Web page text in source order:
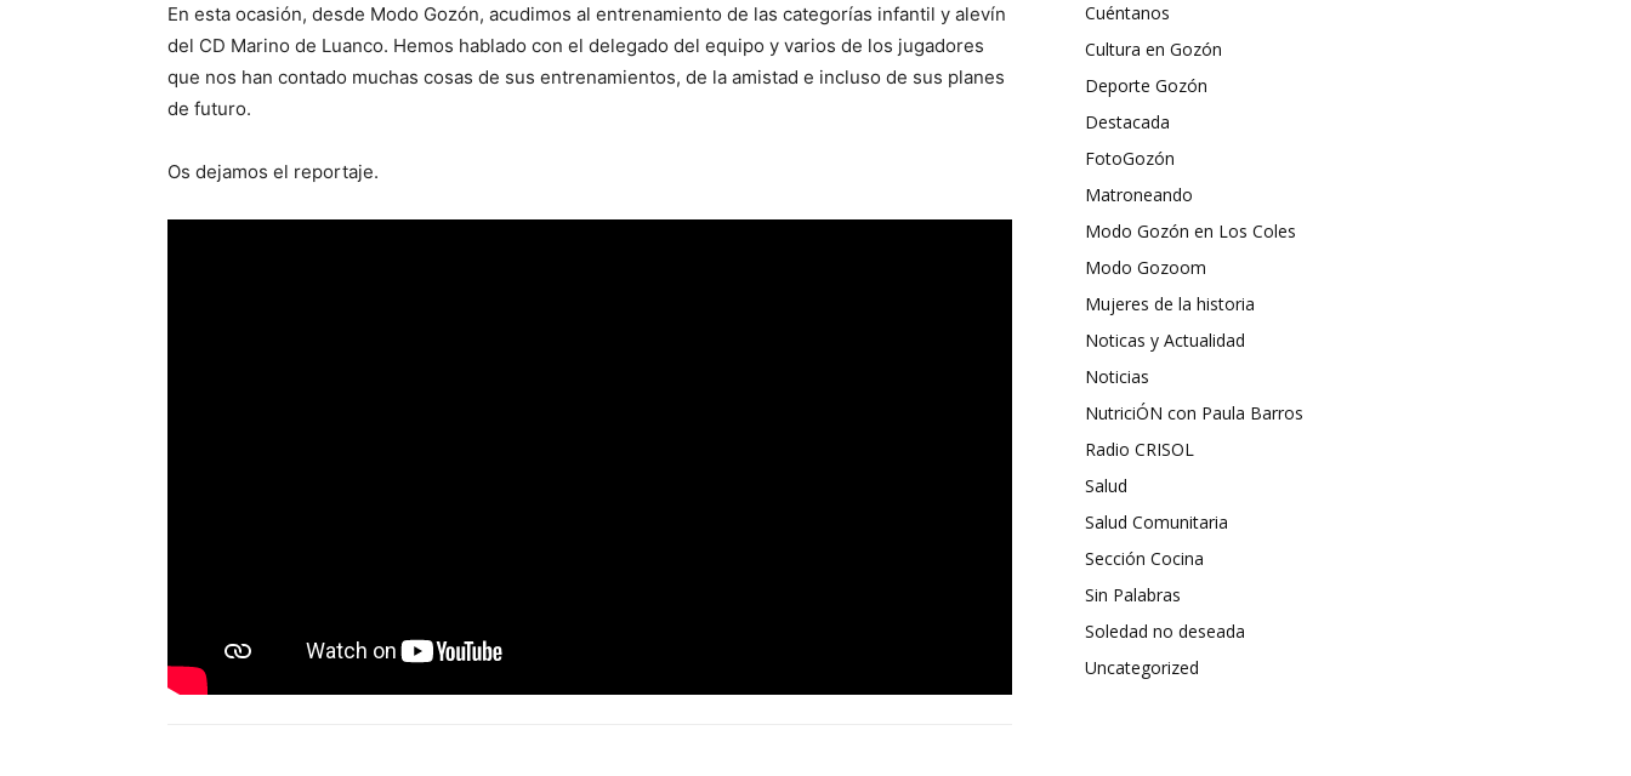
En esta ocasión, desde Modo Gozón, acudimos al entrenamiento de las categorías infantil y alevín
del CD Marino de Luanco. Hemos hablado con el delegado del equipo y varios de los jugadores
que nos han contado muchas cosas de sus entrenamientos, de la amistad e incluso de sus planes
de futuro.
Os dejamos el reportaje.
Cuéntanos
Cultura en Gozón
Deporte Gozón
Destacada
FotoGozón
Matroneando
Modo Gozón en Los Coles
Modo Gozoom
Mujeres de la historia
Noticas y Actualidad
Noticias
NutriciÓN con Paula Barros
Radio CRISOL
Salud
Salud Comunitaria
Sección Cocina
Sin Palabras
Soledad no deseada
Uncategorized